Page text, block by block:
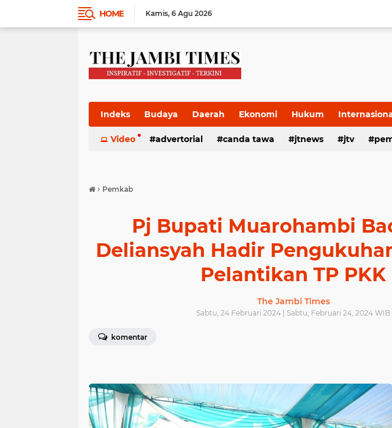
HOME Kamis 6 Agu 2026
Indeks Budaya Daerah Ekonomi Hukum
Pemkab Pemprov Politik Press Release Sport TNI
Video advertorial canda tawa jtnews jtv
› Pemkab
Pj Bupati Muarohambi
Deliansyah Hadir
Pelantikan TP PKK
The Jambi Times
Sabtu, 24 Februari 2024 | Sabtu, Februari 24, 2024 WIB
komentar